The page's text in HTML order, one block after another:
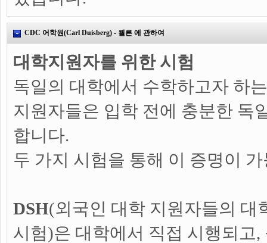
CDC 어학원(Carl Duisberg) - 쾰른 에 관하여
대학지원자를 위한 시험
독일의 대학에서 수학하고자 하
지원자들은 입학 전에 충분한 독
합니다.
두 가지 시험을 통해 이 증명이
DSH(외국인 대학 지원자들의 대
시험)은 대학에서 직접 시행되고,